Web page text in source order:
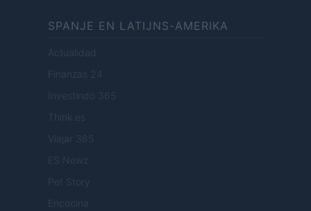
SPANJE EN LATIJNS-AMERIKA
Actualidad
Finanzas 24
Investindo 365
Think.es
Viajar 365
ES Newz
Pet Story
Encocina